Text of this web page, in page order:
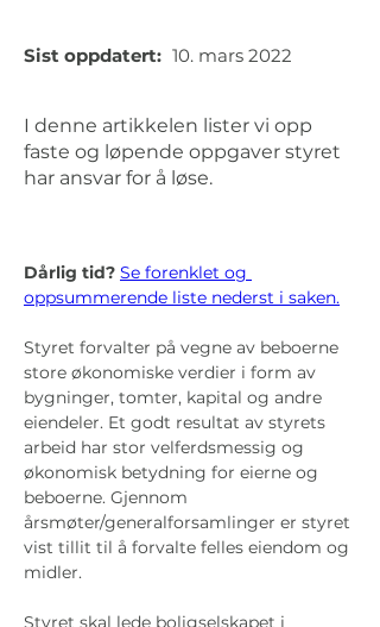
Sist oppdatert: 10. mars 2022
I denne artikkelen lister vi opp
faste og løpende oppgaver styret
har ansvar for å løse.
Dårlig tid? Se forenklet og
oppsummerende liste nederst i saken.
Styret forvalter på vegne av beboerne
store økonomiske verdier i form av
bygninger, tomter, kapital og andre
eiendeler. Et godt resultat av styrets
arbeid har stor velferdsmessig og
økonomisk betydning for eierne og
beboerne. Gjennom
årsmøter/generalforsamlinger er styret
vist tillit til å forvalte felles eiendom og
midler.
Styret skal lede boligselskapet i